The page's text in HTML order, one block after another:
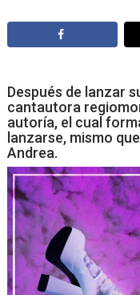
Después de lanzar
cantautora
autoría, el cual
lanzarse, mismo
Andrea.